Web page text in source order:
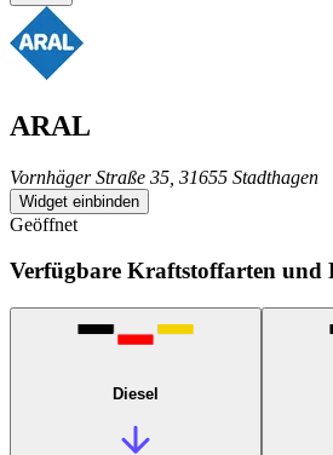
ARAL
Vornhäger Straße 35, 31655 Stadthagen
Widget einbinden
Geöffnet
Verfügbare Kraftstoffarten und
Diesel